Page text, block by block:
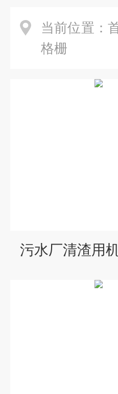
当前位置：
格栅
污水厂清渣用